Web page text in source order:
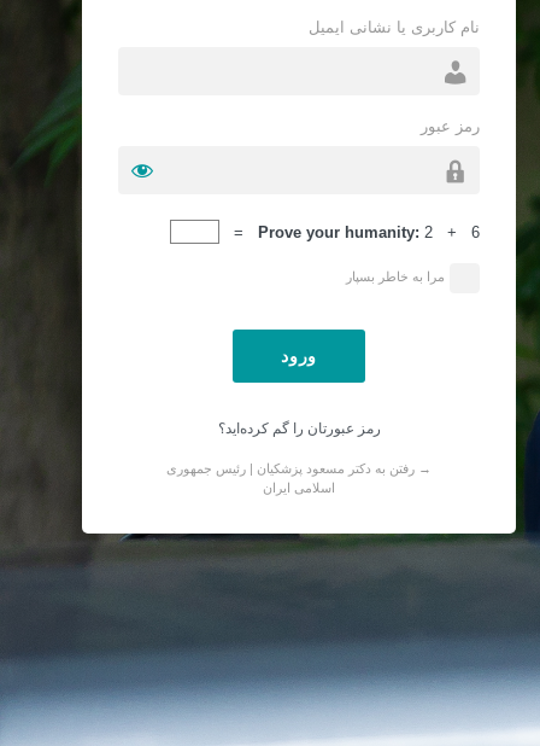
ورود
نام کاربری یا نشانی ایمیل
رمز عبور
Prove your humanity: 2 + 6 =
مرا به خاطر بسپار
رمز عبورتان را گم کرده‌اید؟
→ رفتن به دکتر مسعود پزشکیان | رئیس جمهوری
اسلامی ایران